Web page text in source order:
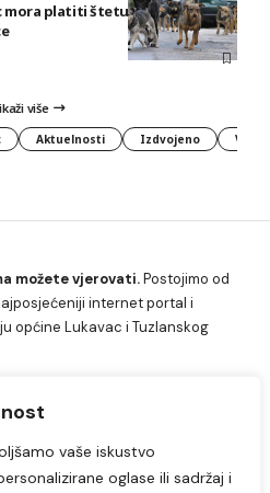
vaše iskustvo
oglase ili sadržaj i
mora platiti štetu na vozilu koju
više
Aktuelnosti Izdvojeno
možete vjerovati.Postojimo od
internet portal i
općine Lukavac i Tuzlanskog
hronika
Sport